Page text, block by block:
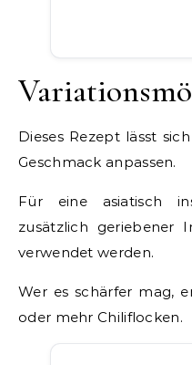
Dieses Rezept lässt
Geschmack anpassen.
Für eine asiatisch
zusätzlich geriebener
verwendet werden.
Wer es schärfer mag,
oder mehr Chiliflocken.